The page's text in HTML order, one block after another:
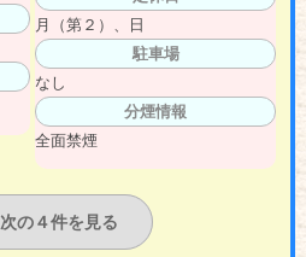
月（第２）、日
駐車場
なし
分煙情報
全面禁煙
次の４件を見る